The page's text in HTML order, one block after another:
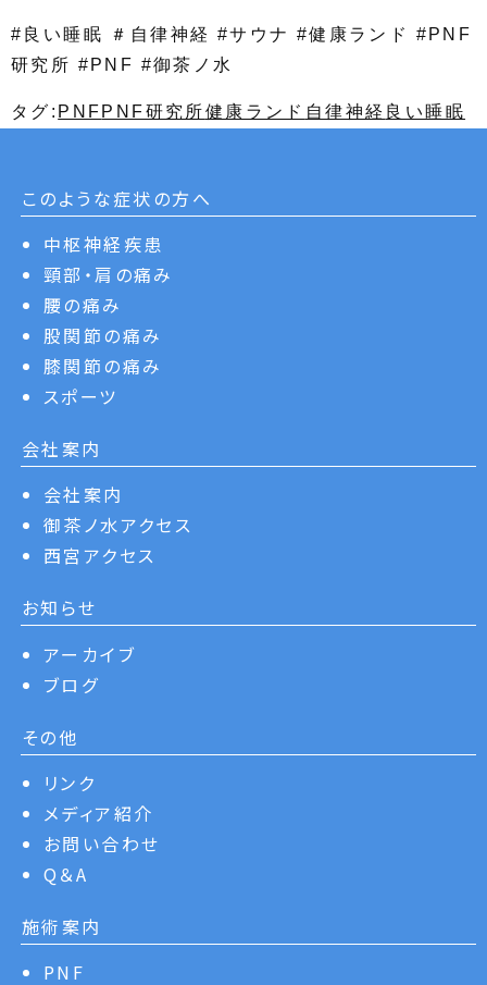
#良い睡眠 ＃自律神経 #サウナ #健康ランド #PNF
研究所 #PNF #御茶ノ水
タグ: PNF PNF研究所健康ランド 自律神経 良い睡眠
このような症状の方へ
中枢神経疾患
頸部・肩の痛み
腰の痛み
股関節の痛み
膝関節の痛み
スポーツ
会社案内
会社案内
御茶ノ水アクセス
西宮アクセス
お知らせ
アーカイブ
ブログ
その他
リンク
メディア紹介
お問い合わせ
Q＆A
施術案内
PNF